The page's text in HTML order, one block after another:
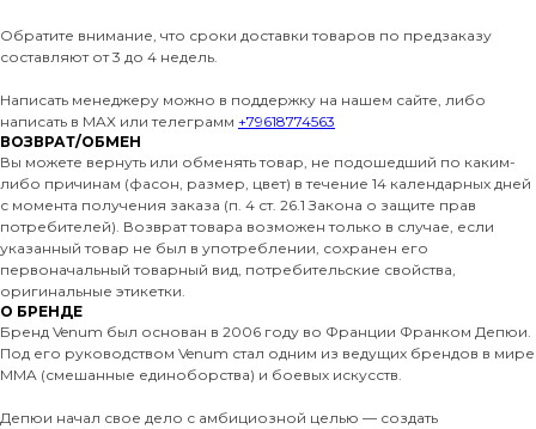
Обратите внимание, что сроки доставки товаров по предзаказу
составляют от 3 до 4 недель.
Написать менеджеру можно в поддержку на нашем сайте, либо
написать в MAX или телеграмм +79618774563
ВОЗВРАТ/ОБМЕН
Вы можете вернуть или обменять товар, не подошедший по каким-
либо причинам (фасон, размер, цвет) в течение 14 календарных дней
с момента получения заказа (п. 4 ст. 26.1 Закона о защите прав
потребителей). Возврат товара возможен только в случае, если
указанный товар не был в употреблении, сохранен его
первоначальный товарный вид, потребительские свойства,
оригинальные этикетки.
О БРЕНДЕ
Бренд Venum был основан в 2006 году во Франции Франком Депюи.
Под его руководством Venum стал одним из ведущих брендов в мире
MMA (смешанные единоборства) и боевых искусств.
Депюи начал свое дело с амбициозной целью — создать